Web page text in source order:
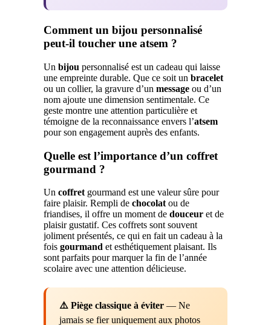
Comment un bijou personnalisé
peut-il toucher une atsem ?
Un bijou personnalisé est un cadeau qui laisse
une empreinte durable. Que ce soit un bracelet
ou un collier, la gravure d’un message ou d’un
nom ajoute une dimension sentimentale. Ce
geste montre une attention particulière et
témoigne de la reconnaissance envers l’atsem
pour son engagement auprès des enfants.
Quelle est l’importance d’un coffret
gourmand ?
Un coffretgourmand est une valeur sûre pour
faire plaisir. Rempli de chocolatou de
friandises, il offre un moment de douceur et de
plaisir gustatif. Ces coffrets sont souvent
joliment présentés, ce qui en fait un cadeau à la
fois gourmand et esthétiquement plaisant. Ils
sont parfaits pour marquer la fin de l’année
scolaire avec une attention délicieuse.
⚠️ Piège classique à éviter — Ne
jamais se fier uniquement aux photos